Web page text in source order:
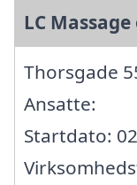
LC Massage
Thorsgade
Ansatte:
Startdato: